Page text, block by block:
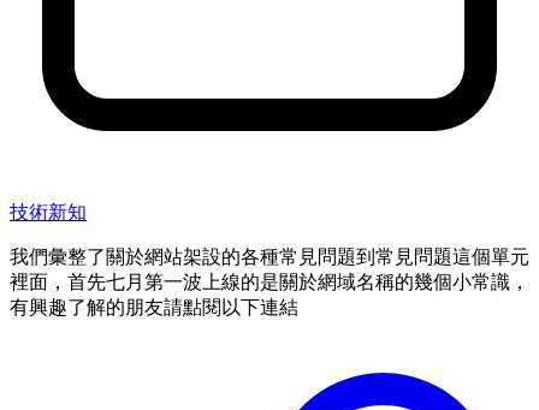
技術新知
我們彙整了關於網站架設的各種常見問題到常見問題這個單元
裡面，首先七月第一波上線的是關於網域名稱的幾個小常識，
有興趣了解的朋友請點閱以下連結